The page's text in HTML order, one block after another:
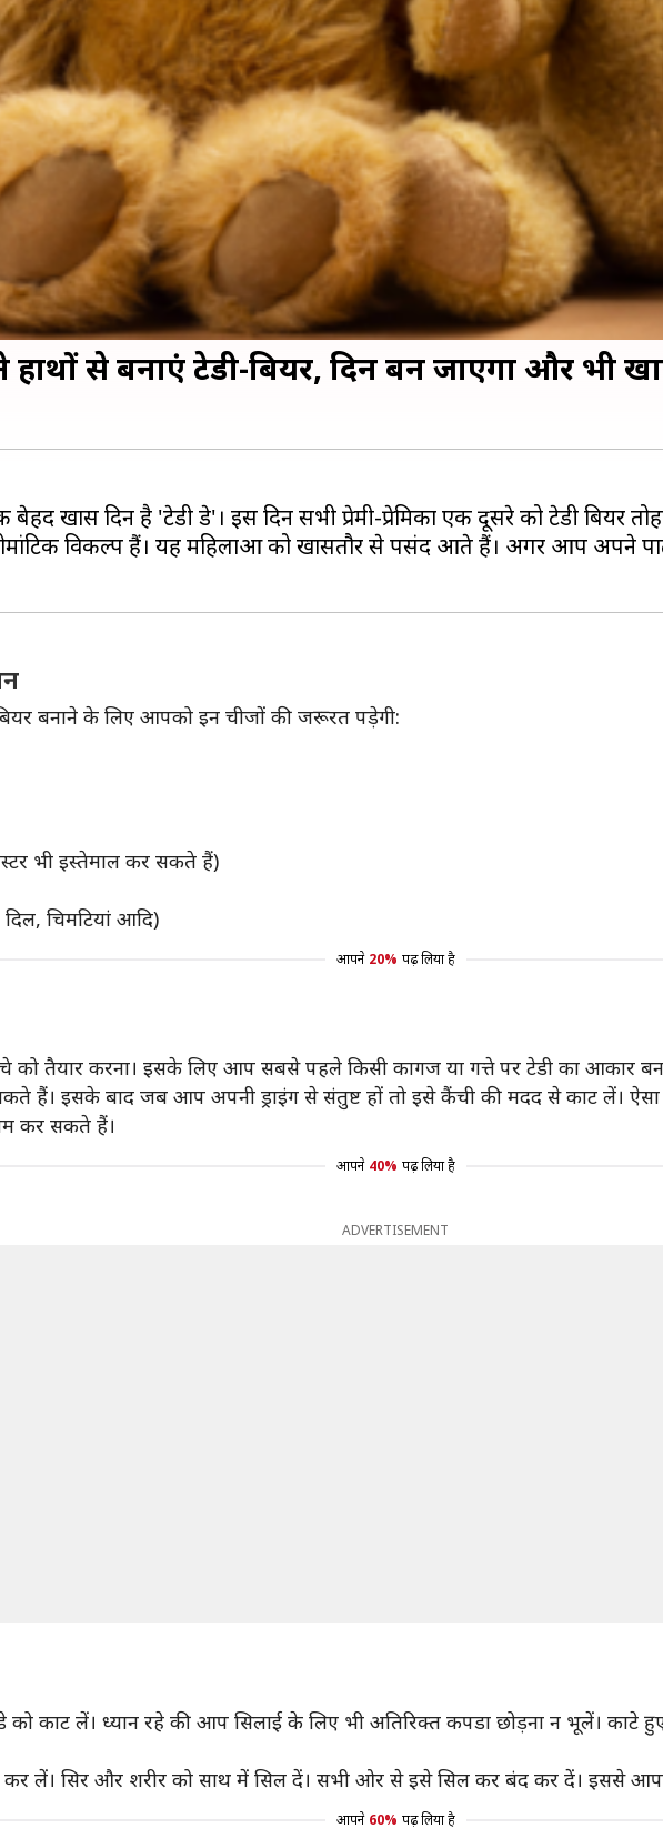
हाथों से बनाएं टेडी-बियर, दिन बन जाएगा और भी
खास दिन है 'टेडी डे'। इस दिन सभी प्रेमी-प्रेमिका एक दूसरे को टेडी बियर
विकल्प हैं। यह महिलाओं को खासतौर से पसंद आते हैं। अगर आप अपने
बियर बनाने के लिए आपको इन चीजों की जरूरत पड़ेगी:
भी इस्तेमाल कर सकते हैं)
चिमटियां आदि)
आपने 20% पढ़ लिया है
तैयार करना। इसके लिए आप सबसे पहले किसी कागज या गत्ते पर टेडी का आकार
हैं। इसके बाद जब आप अपनी ड्राइंग से संतुष्ट हों तो इसे कैंची की मदद से काट लें।
कर सकते हैं।
आपने 40% पढ़ लिया है
ADVERTISEMENT
काट लें। ध्यान रहे की आप सिलाई के लिए भी अतिरिक्त कपडा छोड़ना न भूलें। काटे
लें। सिर और शरीर को साथ में सिल दें। सभी ओर से इसे सिल कर बंद कर दें। इससे आपके
आपने 60% पढ़ लिया है